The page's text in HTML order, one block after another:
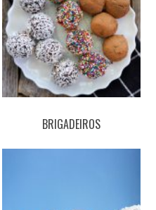
BRIGADEIROS